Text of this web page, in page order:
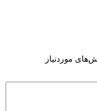
موردنیاز